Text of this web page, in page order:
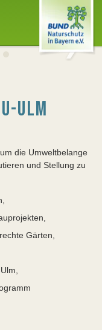
ULM
die Umweltbelange
und Stellung zu
Gärten,